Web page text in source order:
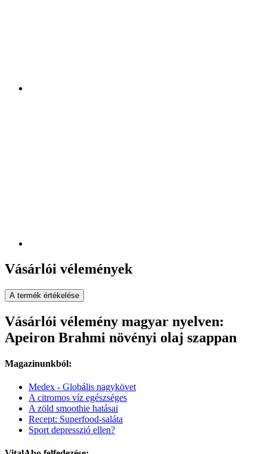
Vásárlói vélemények
A termék értékelése
Vásárlói vélemény magyar nyelven:
Apeiron Brahmi növényi olaj szappan
Magazinunkból:
Medex - Globális nagykövet
A citromos víz egészséges
A zöld smoothie hatásai
Recept: Superfood-saláta
Sport depresszió ellen?